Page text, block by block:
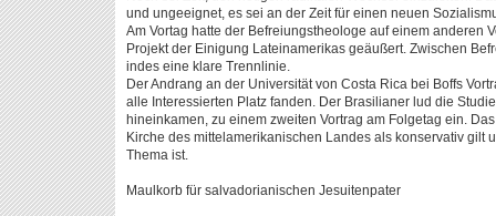
und ungeeignet, es sei an der Zeit für einen neuen
Am Vortag hatte der Befreiungstheologe auf einem anderen
Projekt der Einigung Lateinamerikas geäußert. Zwischen
indes eine klare Trennlinie.
Der Andrang an der Universität von Costa Rica bei Boffs
alle Interessierten Platz fanden. Der Brasilianer lud die
hineinkamen, zu einem zweiten Vortrag am Folgetag ein.
Kirche des mittelamerikanischen Landes als konservativ gilt
Thema ist.
Maulkorb für salvadorianischen Jesuitenpater